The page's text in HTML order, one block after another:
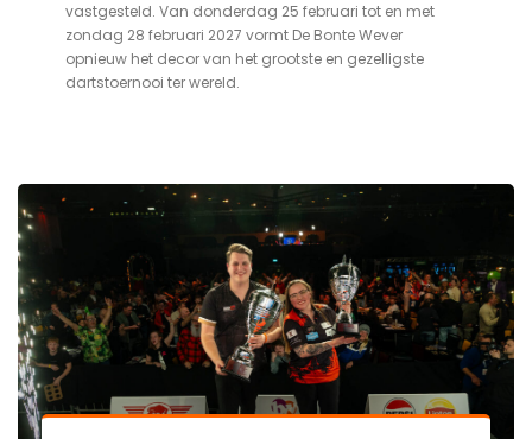
vastgesteld. Van donderdag 25 februari tot en met
zondag 28 februari 2027 vormt De Bonte Wever
opnieuw het decor van het grootste en gezelligste
dartstoernooi ter wereld.